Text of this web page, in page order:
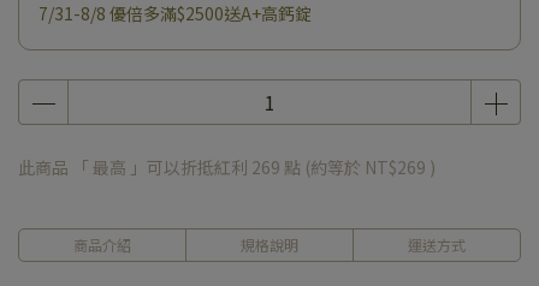
7/31-8/8 優倍多滿$2500送A+高鈣錠
此商品 「 最高 」可以折抵紅利 269 點 (約等於 NT$269 )
商品介紹 規格說明 運送方式